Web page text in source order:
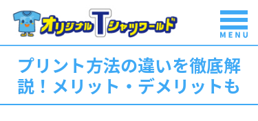
商品一覧
プリント方法の違いを徹底解
説！メリット・デメリットも